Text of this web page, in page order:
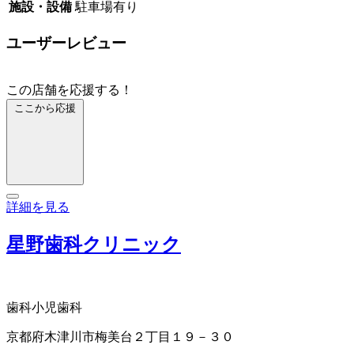
施設・設備 駐車場有り
ユーザーレビュー
この店舗を応援する！
ここから応援
詳細を見る
星野歯科クリニック
歯科小児歯科
京都府木津川市梅美台２丁目１９－３０